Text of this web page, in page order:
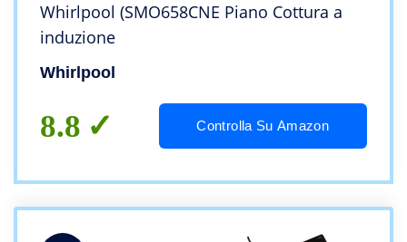
Whirlpool (SMO658CNE Piano Cottura a
induzione
Whirlpool
8.8 Controlla Su Amazon